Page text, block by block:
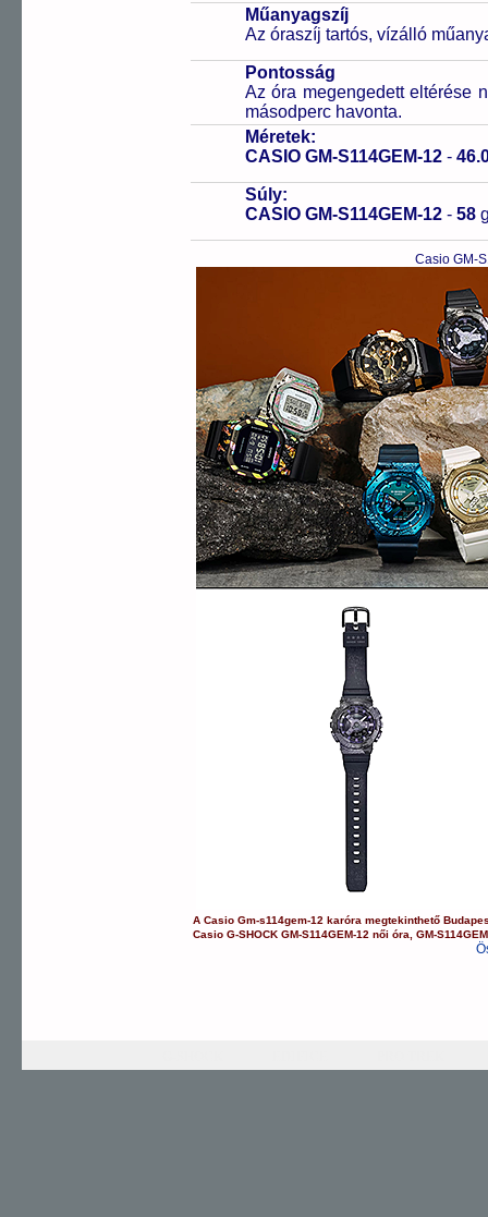
Műanyagszíj
Az óraszíj tartós, vízálló
Pontosság
Az óra megengedett eltérése
másodperc havonta.
Méretek:
CASIO GM-S114GEM-12 -
Súly:
CASIO GM-S114GEM-12 - 58
Casio GM-
ACasio Gm-s114gem-12 karóra megtekinthető
Casio G-SHOCK GM-S114GEM-12 női óra ,GM-S114GEM